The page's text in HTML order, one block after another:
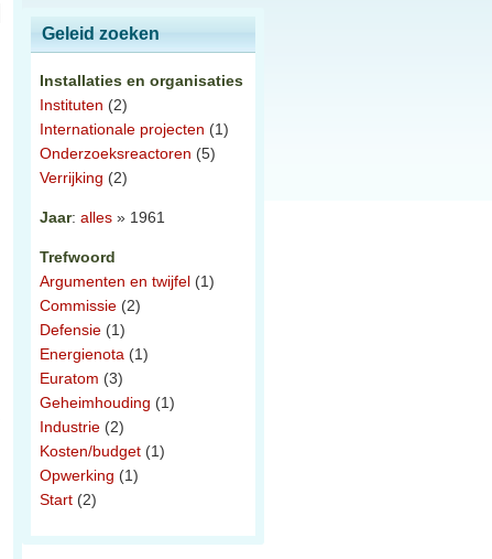
Geleid zoeken
Installaties en organisaties
Instituten (2)
Internationale projecten (1)
Onderzoeksreactoren (5)
Verrijking (2)
Jaar: alles » 1961
Trefwoord
Argumenten en twijfel (1)
Commissie (2)
Defensie (1)
Energienota (1)
Euratom (3)
Geheimhouding (1)
Industrie (2)
Kosten/budget (1)
Opwerking (1)
Start (2)